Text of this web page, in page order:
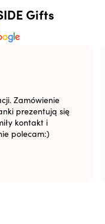
Gifts
Zamówienie
prezentują się
kontakt i
polecam:)